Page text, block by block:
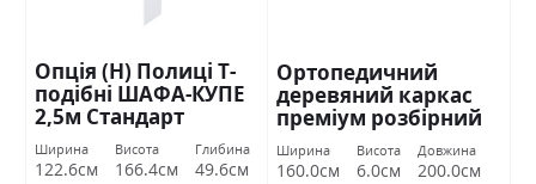
Опція (Н) Полиці Т-
подібні ШАФА-КУПЕ
2,5м Стандарт
Ширина
122.6см
Висота
166.4см
Глибина
49.6см
Ортопедичний
деревяний каркас
преміум розбірний
160х200 Міромарк
Ширина
160.0см
Висота
6.0см
Довжина
200.0см